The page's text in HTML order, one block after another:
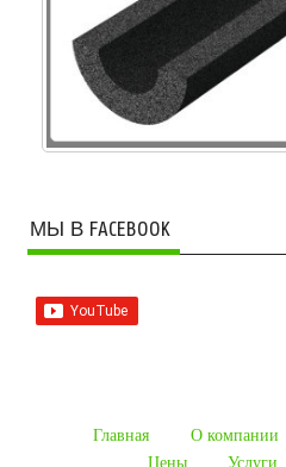
МЫ В FACEBOOK
Главная О компании
Цены
Услуги